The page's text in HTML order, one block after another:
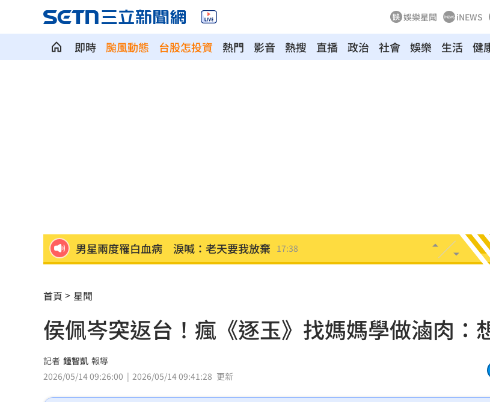
娛樂星聞 iNEWS
即時 颱風動態 台股怎投資 熱門 影音 熱搜 直播 政治 社會 娛樂 生活 健
男星兩度罹白血病 淚喊：老天要我放棄 17:38
男星突破極限 秀服遭丟披粉紅垃圾袋登台
楊紫瓊喜迎64歲生日 再奪影壇重量級殊榮 17:35
乳癌術後腫成「大象手」?醫：恐1惡疾前兆
外資開殺第一是它 狠砍5.1萬張股價重挫
首頁 星聞
侯佩岑突返台！瘋《逐玉》找媽媽學做滷肉：
記者 鍾智凱 報導
2026/05/14 09:26:00
2026/05/14 09:41:28 更新